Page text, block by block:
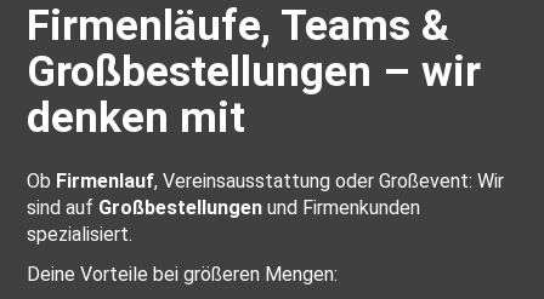
Firmenläufe, Teams &
Großbestellungen – wir
denken mit
Ob Firmenlauf, Vereinsausstattung oder Großevent: Wir
sind auf Großbestellungen und Firmenkunden
spezialisiert.
Deine Vorteile bei größeren Mengen: